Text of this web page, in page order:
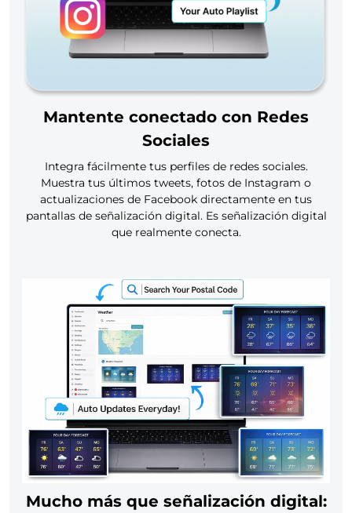
Mantente conectado con Redes
Sociales
Integra fácilmente tus perfiles de redes sociales.
Muestra tus últimos tweets, fotos de Instagram o
actualizaciones de Facebook directamente en tus
pantallas de señalización digital. Es señalización digital
que realmente conecta.
Mucho más que señalización digital: